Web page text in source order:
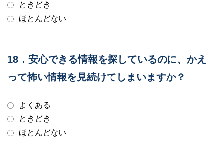
ときどき
ほとんどない
18．安心できる情報を探しているのに、かえ
って怖い情報を見続けてしまいますか？
よくある
ときどき
ほとんどない